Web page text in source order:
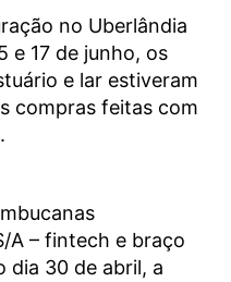
no Uberlândia
e 17 de junho, os
e lar estiveram
compras feitas com
A – fintech e braço
dia 30 de abril, a